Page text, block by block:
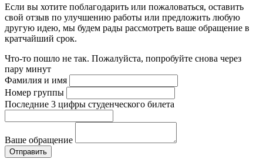
Если вы хотите поблагодарить или пожаловаться, оставить
свой отзыв по улучшению работы или предложить любую
другую идею, мы будем рады рассмотреть ваше обращение в
кратчайший срок.
Что-то пошло не так. Пожалуйста, попробуйте снова через
пару минут
Фамилия и имя
Номер группы
Последние 3 цифры студенческого билета
Ваше обращение